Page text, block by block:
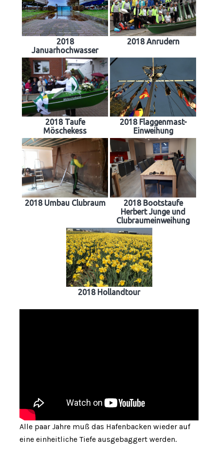
2018
Januarhochwasser
2018 Anrudern
2018 Taufe
Möschekess
2018 Flaggenmast-
Einweihung
2018 Umbau Clubraum
2018 Bootstaufe
Herbert Junge und
Clubraumeinweihung
2018 Hollandtour
Alle paar Jahre muß das Hafenbacken wieder auf
eine einheitliche Tiefe ausgebaggert werden.